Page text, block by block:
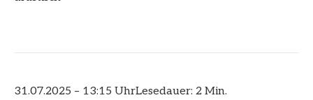
31.07.2025 – 13:15 UhrLesedauer: 2 Min.